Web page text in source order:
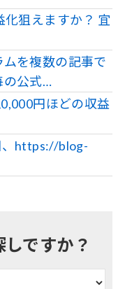
化狙えますか？ 宜
を複数の記事で
の公式…
円ほどの収益
、https://blog-
ですか？